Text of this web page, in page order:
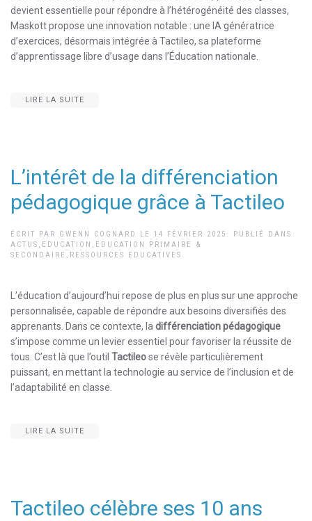
devient essentielle pour répondre à l’hétérogénéité des classes,
Maskott propose une innovation notable : une IA génératrice
d’exercices, désormais intégrée à Tactileo, sa plateforme
d’apprentissage libre d’usage dans l’Éducation nationale.
LIRE LA SUITE
L’intérêt de la différenciation
pédagogique grâce à Tactileo
ÉCRIT PAR GWENN COGNARD LE 14 FÉVRIER 2025 . PUBLIÉ DANS
ACTUS , EDUCATION , EDUCATION PRIMAIRE &
SECONDAIRE , RESSOURCES EDUCATIVES .
L’éducation d’aujourd’hui repose de plus en plus sur une approche
personnalisée, capable de répondre aux besoins diversifiés des
apprenants. Dans ce contexte, la différenciation pédagogique
s’impose comme un levier essentiel pour favoriser la réussite de
tous. C’est là que l’outil Tactileose révèle particulièrement
puissant, en mettant la technologie au service de l’inclusion et de
l’adaptabilité en classe.
LIRE LA SUITE
Tactileo célèbre ses 10 ans